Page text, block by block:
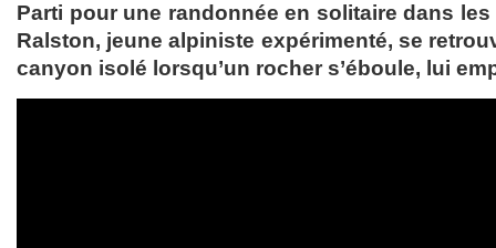
Parti pour une randonnée en solitaire dans les
Ralston, jeune alpiniste expérimenté, se
canyon isolé lorsqu’un rocher s’éboule, lui